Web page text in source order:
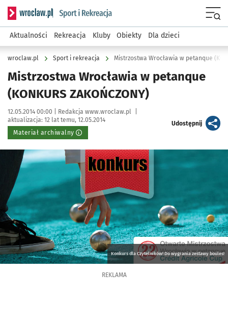
Serwis informacyjny wroclaw.pl podserwis: Sport i rekreacja
Aktualności Rekreacja Kluby Obiekty Dla dzieci
wroclaw.pl Sport i rekreacja Mistrzostwa Wrocławia w petanque
Mistrzostwa Wrocławia w petanque
(KONKURS ZAKOŃCZONY)
Data publikacji:
12.05.2014 00:00 | Autor:
Redakcja www.wroclaw.pl
aktualizacja: 12 lat temu, 12.05.2014
Materiał archiwalny
Udostępnijartykuł
Kliknij, aby powiększyć
Konkurs dla Czytelników! Do wygrania zestawy boules!
REKLAMA